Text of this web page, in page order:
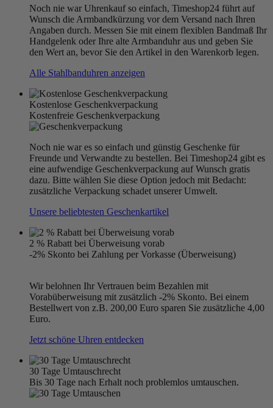
Noch nie war Uhrenkauf so einfach, Timeshop24 führt auf
Wunsch die Armbandkürzung vor dem Versand nach Ihren
Angaben durch. Messen Sie mit einem flexiblen Bandmaß Ihr
Handgelenk oder Ihre alte Armbanduhr aus und geben Sie
den Wert an, bevor Sie den Artikel in den Warenkorb legen.
Alle Stahlbanduhren anzeigen
Kostenlose Geschenkverpackung
Kostenfreie Geschenkverpackung
Noch nie war es so einfach und günstig Geschenke für
Freunde und Verwandte zu bestellen. Bei Timeshop24 gibt es
eine aufwendige Geschenkverpackung auf Wunsch gratis
dazu. Bitte wählen Sie diese Option jedoch mit Bedacht:
zusätzliche Verpackung schadet unserer Umwelt.
Unsere beliebtesten Geschenkartikel
2 % Rabatt bei Überweisung vorab
-2% Skonto bei Zahlung per Vorkasse (Überweisung)
Wir belohnen Ihr Vertrauen beim Bezahlen mit
Vorabüberweisung mit zusätzlich -2% Skonto. Bei einem
Bestellwert von z.B. 200,00 Euro sparen Sie zusätzliche 4,00
Euro.
Jetzt schöne Uhren entdecken
30 Tage Umtauschrecht
Bis 30 Tage nach Erhalt noch problemlos umtauschen.